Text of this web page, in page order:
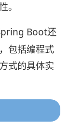
。
Boot还
包括编程式
式的具体实